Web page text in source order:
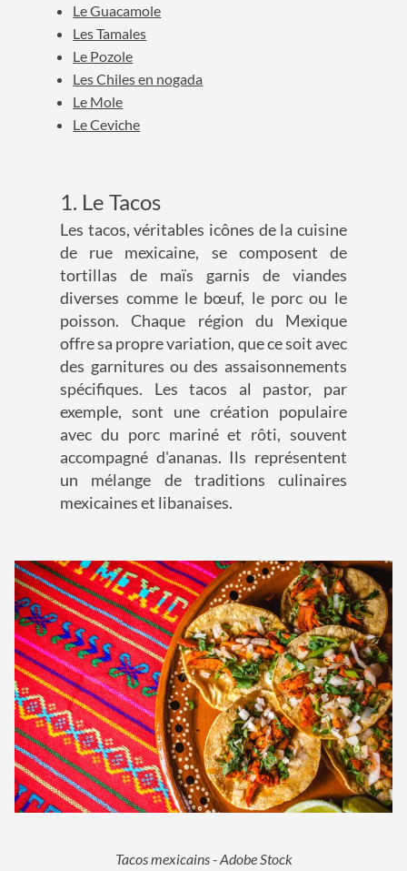
Le Guacamole
Les Tamales
Le Pozole
Les Chiles en nogada
Le Mole
Le Ceviche
1. Le Tacos
Les tacos, véritables icônes de la cuisine
de rue mexicaine, se composent de
tortillas de maïs garnis de viandes
diverses comme le bœuf, le porc ou le
poisson. Chaque région du Mexique
offre sa propre variation, que ce soit avec
des garnitures ou des assaisonnements
spécifiques. Les tacos al pastor, par
exemple, sont une création populaire
avec du porc mariné et rôti, souvent
accompagné d'ananas. Ils représentent
un mélange de traditions culinaires
mexicaines et libanaises.
Tacos mexicains - Adobe Stock